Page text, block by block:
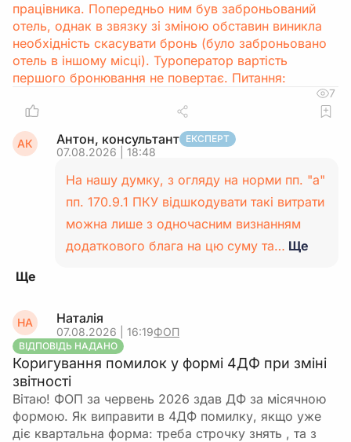
працівника. Попередньо ним був заброньований
отель, однак в звязку зі зміною обставин виникла
необхідність скасувати бронь (було заброньовано
отель в іншому місці). Туроператор вартість
першого бронювання не повертає. Питання:
7
АК Антон, консультант ЕКСПЕРТ
07.08.2026 | 18:48
На нашу думку, з огляду на норми пп. "а"
пп. 170.9.1 ПКУ відшкодувати такі витрати
можна лише з одночасним визнанням
додаткового блага на цю суму та… Ще
НА Наталія
07.08.2026 | 16:19ФОП
ВІДПОВІДЬ НАДАНО
Коригування помилок у формі 4ДФ при зміні
звітності
Вітаю! ФОП за червень 2026 здав ДФ за місячною
формою. Як виправити в 4ДФ помилку, якщо уже
діє квартальна форма: треба строчку знять , та з